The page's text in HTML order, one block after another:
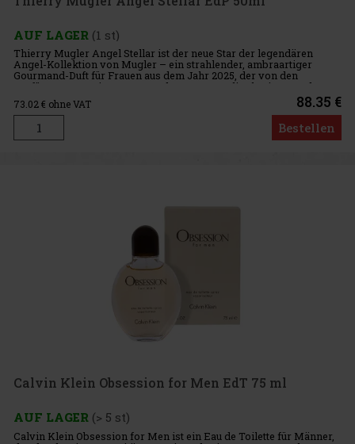
AUF LAGER (1 st)
Thierry Mugler Angel Stellar ist der neue Star der legendären
Angel-Kollektion von Mugler – ein strahlender, ambraartiger
Gourmand-Duft für Frauen aus dem Jahr 2025, der von den
Parfümeuren Louise Turner und Jacques Huclier kreiert wurde. Er
ist sinn
73.02€ ohne VAT 88.35 €
Bestellen
Calvin Klein Obsession for Men EdT 75 ml
AUF LAGER (> 5 st)
Calvin Klein Obsession for Men ist ein Eau de Toilette für Männer,